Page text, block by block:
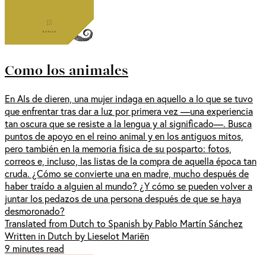
Como los animales
En Als de dieren, una mujer indaga en aquello a lo que se tuvo
que enfrentar tras dar a luz por primera vez —una experiencia
tan oscura que se resiste a la lengua y al significado—. Busca
puntos de apoyo en el reino animal y en los antiguos mitos,
pero también en la memoria física de su posparto: fotos,
correos e, incluso, las listas de la compra de aquella época tan
cruda. ¿Cómo se convierte una en madre, mucho después de
haber traído a alguien al mundo? ¿Y cómo se pueden volver a
juntar los pedazos de una persona después de que se haya
desmoronado?
Translated from Dutch to Spanish by Pablo Martín Sánchez
Written in Dutch by Lieselot Mariën
9 minutes read